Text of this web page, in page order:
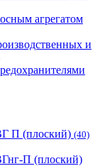
агрегатом
и
П (плоский) (40)
П (плоский)